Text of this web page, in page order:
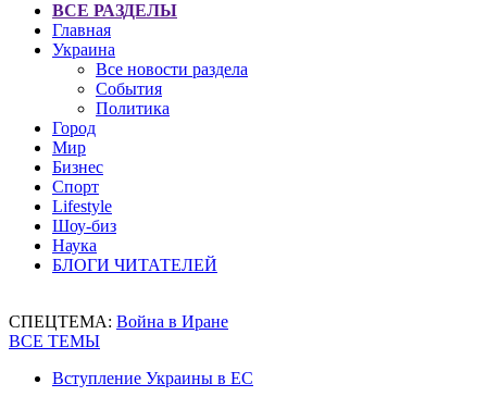
ВСЕ РАЗДЕЛЫ
Главная
Украина
Все новости раздела
События
Политика
Город
Мир
Бизнес
Спорт
Lifestyle
Шоу-биз
Наука
БЛОГИ ЧИТАТЕЛЕЙ
СПЕЦТЕМА: Война в Иране
ВСЕ ТЕМЫ
Вступление Украины в ЕС